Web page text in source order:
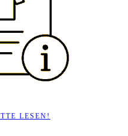
LESEN!